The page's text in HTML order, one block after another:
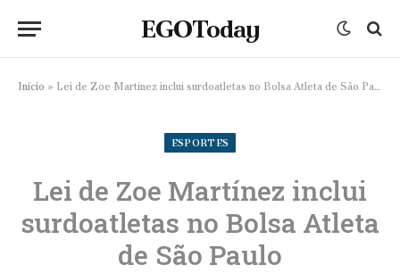
EGOToday
Início » Lei de Zoe Martínez inclui surdoatletas no Bolsa Atleta de São Paulo
ESPORTES
Lei de Zoe Martínez inclui
surdoatletas no Bolsa Atleta
de São Paulo